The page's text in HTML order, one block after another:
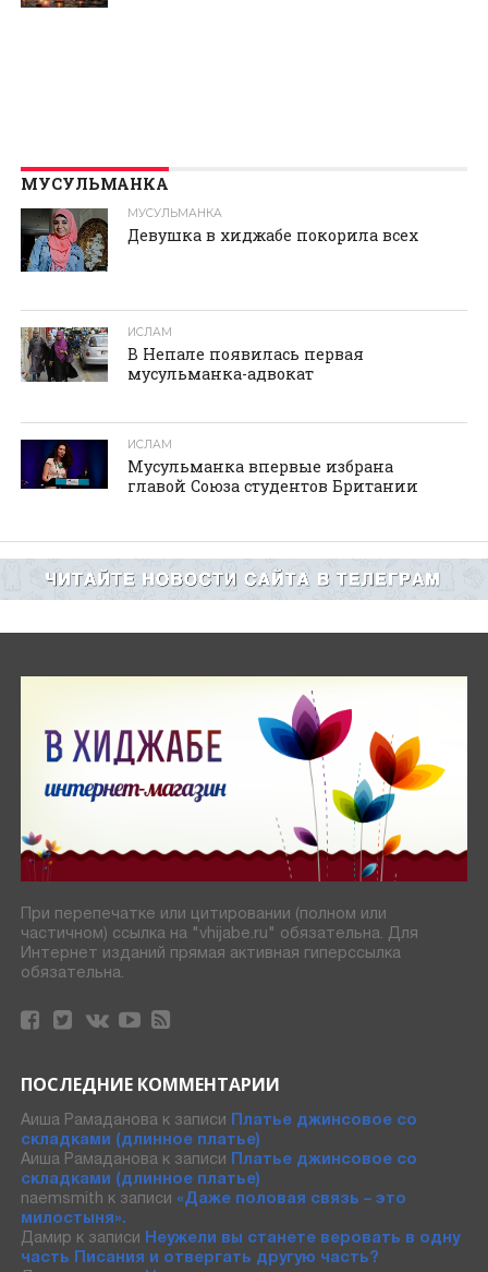
МУСУЛЬМАНКА
МУСУЛЬМАНКА
Девушка в хиджабе покорила всех
ИСЛАМ
В Непале появилась первая
мусульманка-адвокат
ИСЛАМ
Мусульманка впервые избрана
главой Союза студентов Британии
При перепечатке или цитировании (полном или
частичном) ссылка на "vhijabe.ru" обязательна. Для
Интернет изданий прямая активная гиперссылка
обязательна.
ПОСЛЕДНИЕ КОММЕНТАРИИ
Аиша Рамадановак записи Платье джинсовое со
складками (длинное платье)
Аиша Рамадановак записи Платье джинсовое со
складками (длинное платье)
naemsmith к записи «Даже половая связь – это
милостыня».
Дамир к записи Неужели вы станете веровать в одну
часть Писания и отвергать другую часть?